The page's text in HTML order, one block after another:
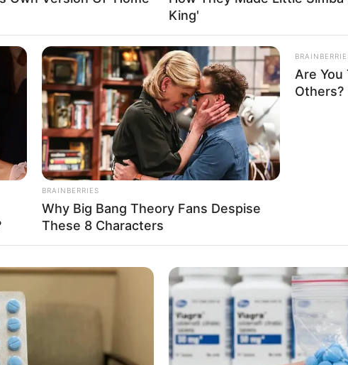
im Umkreis von Bad Langensalza:
Bad Langensalza
Langensalza
in und um Bad Langensalza
und um Bad Langensalza
Bad Langensalza
King'
BRAINBERRIES
Why Big Bang Theory Fans Despise
These 8 Characters
Are You
Others?